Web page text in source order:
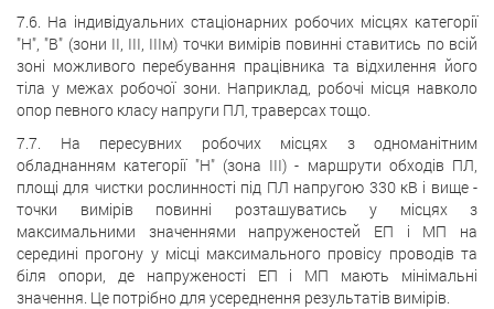
7.6. На індивідуальних стаціонарних робочих місцях категорії
"Н", "В" (зони II, III, IIIм) точки вимірів повинні ставитись по всій
зоні можливого перебування працівника та відхилення його
тіла у межах робочої зони. Наприклад, робочі місця навколо
опор певного класу напруги ПЛ, траверсах тощо.
7.7. На пересувних робочих місцях з одноманітним
обладнанням категорії "Н" (зона III) - маршрути обходів ПЛ,
площі для чистки рослинності під ПЛ напругою 330 кВ і вище -
точки вимірів повинні розташуватись у місцях з
максимальними значеннями напруженостей ЕП і МП на
середині прогону у місці максимального провісу проводів та
біля опори, де напруженості ЕП і МП мають мінімальні
значення. Це потрібно для усереднення результатів вимірів.